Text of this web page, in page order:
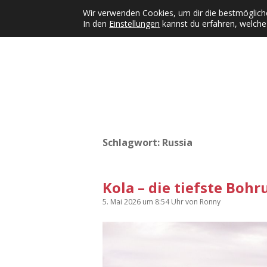
Kategorien Dropdown-Menü öffnen
KFMW-Disco Dates
Schlagwort: Russia
Kola – die tiefste
5. Mai 2026 um 8:54 Uhrvon Ronny
Wir verwenden Cookies, um dir die
In den Einstellungen kannst du erfahren,